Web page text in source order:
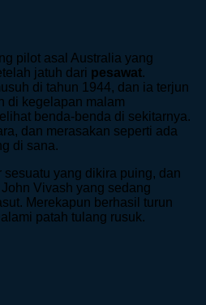
pilot asal Australia yang
jatuh dari pesawat.
di tahun 1944, dan ia terjun
di kegelapan malam
benda-benda di sekitarnya.
dan merasakan seperti ada
di sana.
yang dikira puing, dan
Vivash yang sedang
Merekapun berhasil turun
patah tulang rusuk.